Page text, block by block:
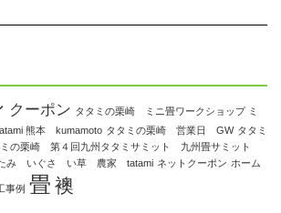
クーポン タタミの栗崎 ミニ畳ワークショップ ミ
熊本 kumamoto タタミの栗崎 営業日 GW タタミ
ミの栗崎 第４回九州タタミサミット 九州畳サミット
み いぐさ い草 農家 tatami ネットクーポン ホーム
事例 畳 襖